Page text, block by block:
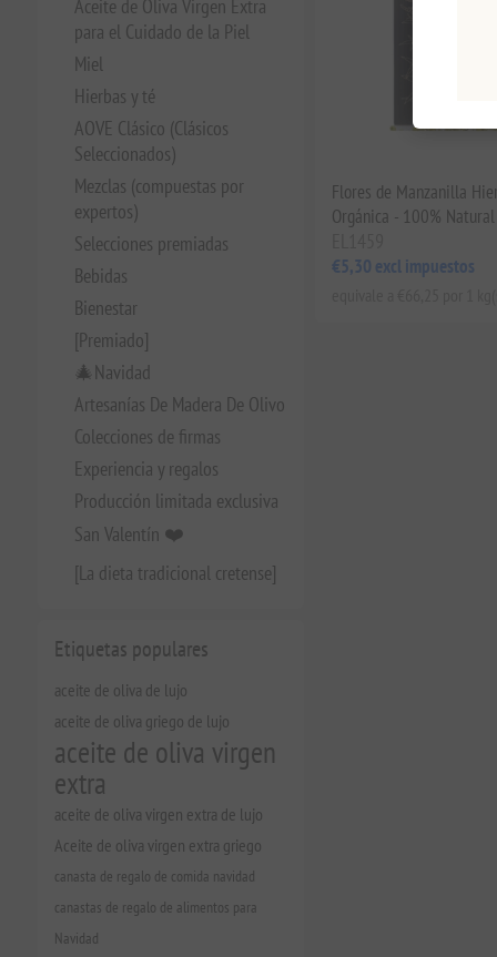
Aceite de Oliva Virgen Extra
para el Cuidado de la Piel
Miel
Hierbas y té
AOVE Clásico (Clásicos
Seleccionados)
Mezclas (compuestas por
expertos)
Selecciones premiadas
Bebidas
Bienestar
[Premiado]
🎄Navidad
Artesanías De Madera De Olivo
Colecciones de firmas
Experiencia y regalos
Producción limitada exclusiva
San Valentín ❤️
[La dieta tradicional cretense]
Etiquetas populares
aceite de oliva de lujo
aceite de oliva griego de lujo
aceite de oliva virgen
extra
aceite de oliva virgen extra de lujo
Aceite de oliva virgen extra griego
canasta de regalo de comida navidad
canastas de regalo de alimentos para
Navidad
Flores de Manzanilla
Orgánica - 100%
€5,30 excl impuestos